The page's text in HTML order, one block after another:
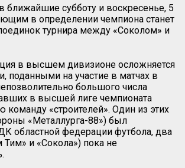
ближайшие субботу и воскресенье, 5
в определении чемпиона станет
турнира между «Соколом» и
в высшем дивизионе осложняется
поданными на участие в матчах в
большого числа
в высшей лиге чемпионата
команду «строителей». Один из этих
«Металлурга-88») был
областной федерации футбола, два
Тим» и «Сокола») пока не